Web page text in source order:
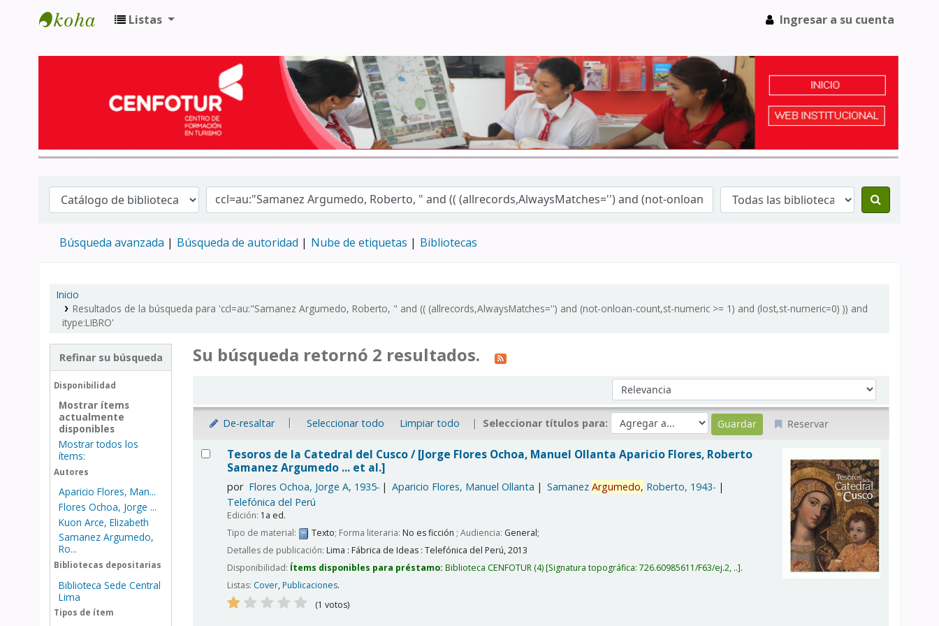
Listas Ingresar a su cuenta
Búsqueda avanzada Búsqueda de autoridad Nube de etiquetas Bibliotecas
Inicio
Resultados de la búsqueda para 'ccl=au:"Samanez Argumedo, Roberto, " and (( (allrecords,AlwaysMatches='') and (not-onloan-count,st-numeric >= 1) and (lost,st-numeric=0) )) and
itype:LIBRO'
Refinar su búsqueda
Disponibilidad
Mostrar ítems
actualmente
disponibles
Mostrar todos los
ítems:
Autores
Aparicio Flores, Man...
Flores Ochoa, Jorge ...
Kuon Arce, Elizabeth
Samanez Argumedo,
Ro...
Bibliotecas depositarias
Biblioteca Sede Central
Lima
Tipos de ítem
Su búsqueda retornó 2 resultados.
Ordenar por:
De-resaltar Seleccionar todo Limpiar todo Seleccionar títulos para: Reservar
Resultados
Tesoros de la Catedral del Cusco /[Jorge Flores Ochoa, Manuel Ollanta Aparicio Flores, Roberto
Samanez Argumedo ... et al.]
por Flores Ochoa, Jorge A, 1935- Aparicio Flores, Manuel Ollanta SamanezArgumedo, Roberto, 1943-
Telefónica del Perú
Edición: 1a ed.
Tipo de material:
Texto; Forma literaria:No es ficción ; Audiencia: General;
Detalles de publicación:Lima : Fábrica de Ideas : Telefónica del Perú,2013
Disponibilidad: Ítems disponibles para préstamo:Biblioteca CENFOTUR (4) Signatura topográfica:726.60985611/F63/ej.2, .. .
Listas: Cover,Publicaciones.
(1 votos)